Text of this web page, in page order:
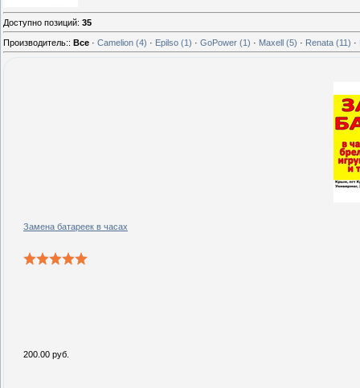
Доступно позиций: 35
Производитель:: Все · Camelion (4) · Epilso (1) · GoPower (1) · Maxell (5) · Renata (11) ·
Замена батареек в часах
200.00 руб.